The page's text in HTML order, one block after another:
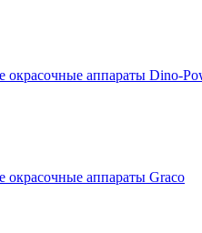
окрасочные аппараты Dino-
окрасочные аппараты Graco